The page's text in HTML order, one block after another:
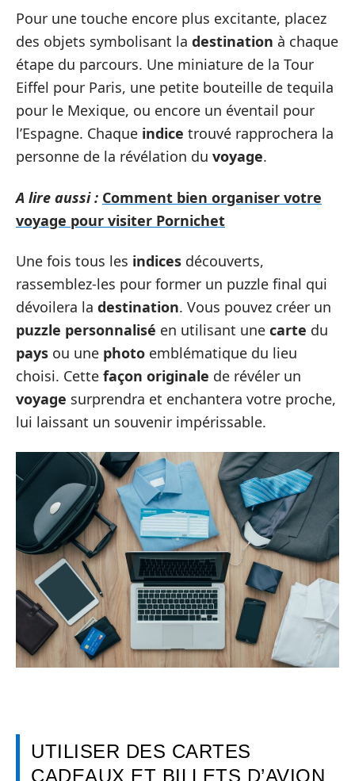
Pour une touche encore plus excitante, placez
des objets symbolisant la destination à chaque
étape du parcours. Une miniature de la Tour
Eiffel pour Paris, une petite bouteille de tequila
pour le Mexique, ou encore un éventail pour
l’Espagne. Chaque indice trouvé rapprochera la
personne de la révélation du voyage.
A lire aussi : Comment bien organiser votre
voyage pour visiter Pornichet
Une fois tous les indices découverts,
rassemblez-les pour former un puzzle final qui
dévoilera la destination. Vous pouvez créer un
puzzle personnalisé en utilisant une carte du
pays ou une photo emblématique du lieu
choisi. Cette façon originale de révéler un
voyage surprendra et enchantera votre proche,
lui laissant un souvenir impérissable.
UTILISER DES CARTES
CADEAUX ET BILLETS D’AVION